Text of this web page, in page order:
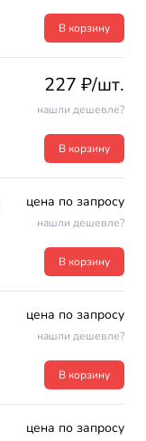
В корзину
227 ₽/шт.
нашли дешевле?
В корзину
цена по запросу
нашли дешевле?
В корзину
цена по запросу
нашли дешевле?
В корзину
цена по запросу